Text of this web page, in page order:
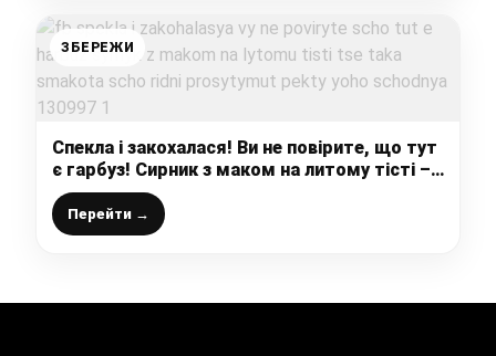
ЗБЕРЕЖИ
Спекла і закохалася! Ви не повірите, що тут
є гарбуз! Сирник з маком на литому тісті –
це така смакота, що рідні проситимуть
пекти його щодня!
Перейти →